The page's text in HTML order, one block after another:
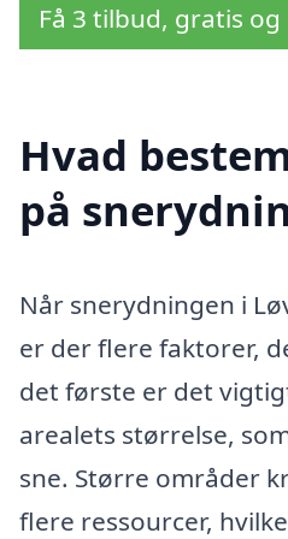
Få 3 tilbud, gratis
Hvad
på
Når snerydningen i
er der flere faktorer,
det første er det
arealets størrelse,
sne. Større områder
flere ressourcer,